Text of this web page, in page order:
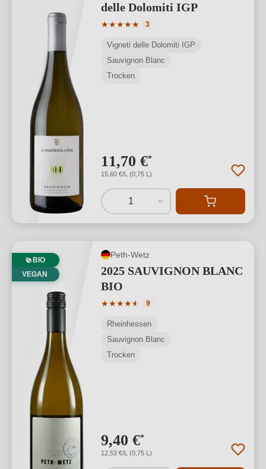
delle Dolomiti IGP
★★★★★
Durchschnittliche Bewertung von 5
3
Vigneti delle Dolomiti IGP
Sauvignon Blanc
Trocken
11,70 €*
15,60 €/L (0,75 L)
1
BIO
VEGAN
Peth-Wetz
2025 SAUVIGNON BLANC
BIO
★★★★★
★
Durchschnittliche Bewertung von 4.56
9
Rheinhessen
Sauvignon Blanc
Trocken
9,40 €*
12,53 €/L (0,75 L)